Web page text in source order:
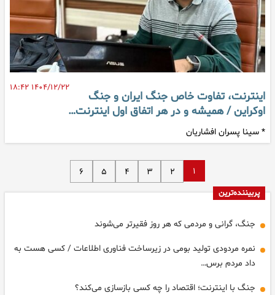
۱۴۰۴/۱۲/۲۲ ۱۸:۴۲
اینترنت، تفاوت خاص جنگ ایران و جنگ
اوکراین / همیشه و در هر اتفاق اول اینترنت…
* سینا پسران افشاریان
۱ ۲ ۳ ۴ ۵ ۶
پربیننده‌ترین
جنگ، گرانی و مردمی که هر روز فقیرتر می‌شوند
نمره مردودی تولید بومی در زیرساخت فناوری اطلاعات / کسی هست به
داد مردم برس…
جنگ با اینترنت؛ اقتصاد را چه کسی بازسازی می‌کند؟